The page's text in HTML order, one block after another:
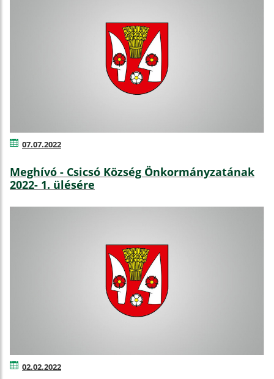
07.07.2022
Meghívó - Csicsó Község Önkormányzatának
2022- 1. ülésére
02.02.2022